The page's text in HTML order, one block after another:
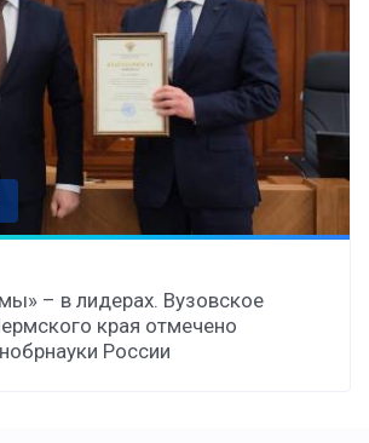
– в лидерах. Вузовское
края отмечено
России